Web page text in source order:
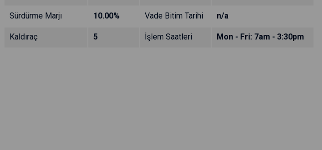
Sürdürme Marjı 10.00% Vade Bitim Tarihi n/a
Kaldıraç 5 İşlem Saatleri Mon - Fri: 7am - 3:30pm